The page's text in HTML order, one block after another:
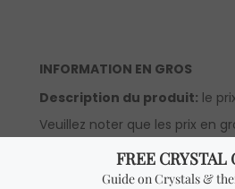
INFORMATION EN GROS
Description du produit: le
Veuillez noter que les prix en
disponibles que pour nos